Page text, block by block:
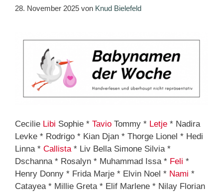
28. November 2025 von Knud Bielefeld
Cecilie Libi Sophie * Tavio Tommy * Letje * Nadira
Levke * Rodrigo * Kian Djan * Thorge Lionel * Hedi
Linna * Callista* Liv Bella Simone Silvia *
Dschanna * Rosalyn * Muhammad Issa * Feli *
Henry Donny * Frida Marje * Elvin Noel * Nami *
Catayea * Millie Greta * Elif Marlene * Nilay Florian